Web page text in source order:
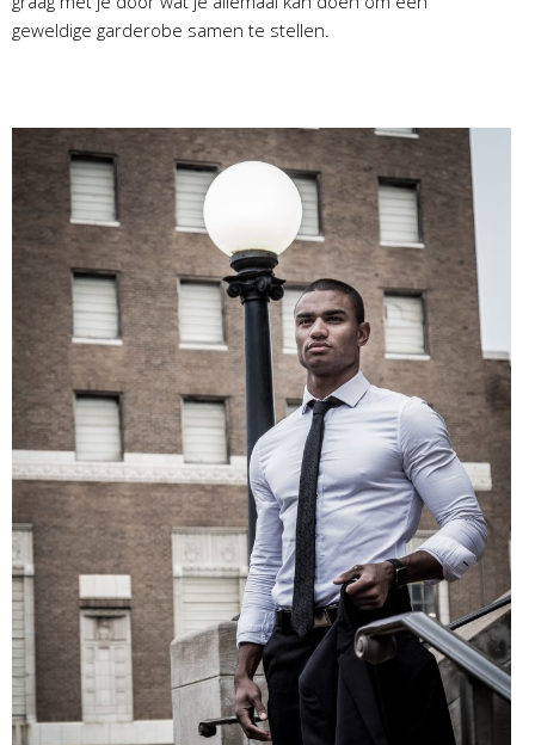
geweldige garderobe samen te stellen.